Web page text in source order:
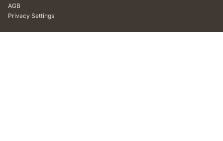
AGB
Privacy Settings